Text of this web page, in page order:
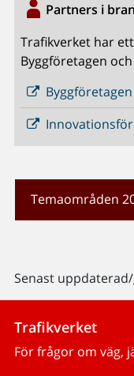
Partners i
Trafikverket har
Byggföretagen
Byggföretagen
Temaområden
Senast
Trafikverket
För frågor om väg,